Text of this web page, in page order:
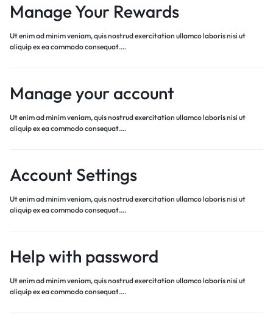
Manage Your Rewards
Ut enim ad minim veniam, quis nostrud exercitation ullamco laboris nisi ut
aliquip ex ea commodo consequat.…
Manage your account
Ut enim ad minim veniam, quis nostrud exercitation ullamco laboris nisi ut
aliquip ex ea commodo consequat.…
Account Settings
Ut enim ad minim veniam, quis nostrud exercitation ullamco laboris nisi ut
aliquip ex ea commodo consequat.…
Help with password
Ut enim ad minim veniam, quis nostrud exercitation ullamco laboris nisi ut
aliquip ex ea commodo consequat.…